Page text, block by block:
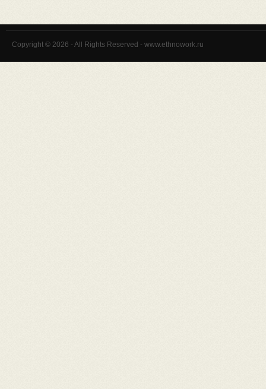
Copyright © 2026 - All Rights Reserved - www.ethnowork.ru